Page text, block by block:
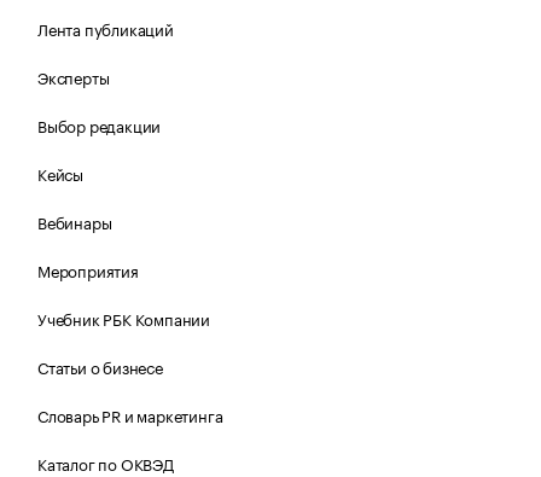
Лента публикаций
Эксперты
Выбор редакции
Кейсы
Вебинары
Мероприятия
Учебник РБК Компании
Статьи о бизнесе
Словарь PR и маркетинга
Каталог по ОКВЭД